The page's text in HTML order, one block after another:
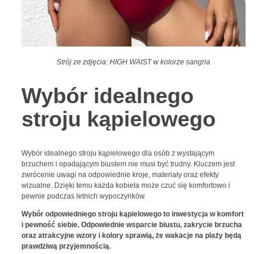
Strój ze zdjęcia: HIGH WAIST w kolorze sangria
Wybór idealnego
stroju kąpielowego
Wybór idealnego stroju kąpielowego dla osób z wystającym
brzuchem i opadającym biustem nie musi być trudny. Kluczem jest
zwrócenie uwagi na odpowiednie kroje, materiały oraz efekty
wizualne. Dzięki temu każda kobieta może czuć się komfortowo i
pewnie podczas letnich wypoczynków.
Wybór odpowiedniego stroju kąpielowego to inwestycja w komfort
i pewność siebie. Odpowiednie wsparcie biustu, zakrycie brzucha
oraz atrakcyjne wzory i kolory sprawią, że wakacje na plaży będą
prawdziwą przyjemnością.